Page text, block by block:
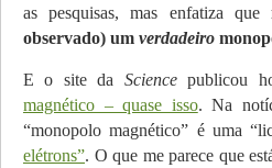
as pesquisas, mas enfatiza que
observado) um verdadeiro
E o site da Sciencepublicou
magnético – quase isso. Na
“monopolo magnético” é uma
elétrons”. O que me parece que